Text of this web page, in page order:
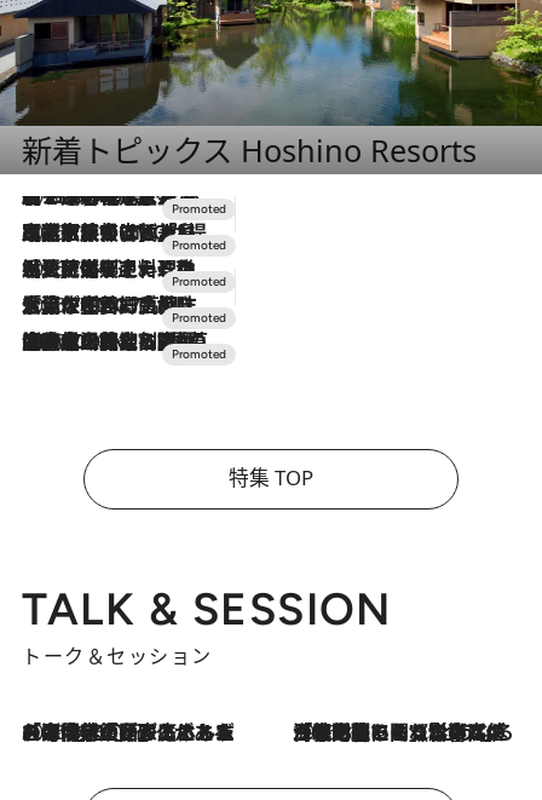
新着トピックス Hoshino Resorts
2026.8.7
【トンボの足水浴】ヒノキの香りに包まれて涼感マックス！約13℃の湧水かけ流しを避暑地「星野温泉 トンボの湯」で体験
2026.7.31
【ホテル帰省】という選択肢をOMOが提案。家族とほどよい距離を保つには「昼は実家、夜は気兼ねなくホテルで！」
2026.7.24
【夏限定ディナーコース】旬を迎える稚鮎や花ズッキーニなどをイタリア・トスカーナの郷土料理の手法で満喫！
2026.7.17
「土佐和ハーブかき氷」がOMO7高知に登場！生姜、山椒、大葉など目にも舌にも涼を呼ぶ郷土の味
2026.7.10
NEW OPEN！【界 草津】名湯の地に誕生。趣の異なる2種の温泉と上州ならではの会席・蕎麦割烹など美食を味わう究極の癒やし旅
特集 TOP
TALK & SESSION
トーク＆セッション
2026.8.3
「今後値上げがあるとすれば…」「リスクがあるのは今年の冬」エネルギー専門家が語る、ホルムズ海峡封鎖が家庭にもたらす“ある心配” 2026.8.3
「住宅建てられない…」「サーチャージ料の高値が続いている」ホルムズ海峡封鎖による影響はいつまで続く？《エネルギー専門家に聞く“どうなる日本の暮らし”》